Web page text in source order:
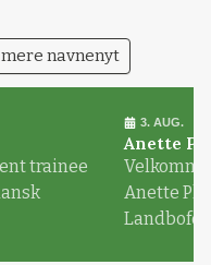
mere navnenyt
trainee
3. AUG.
Anette
Anette